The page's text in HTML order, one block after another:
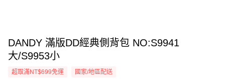
DANDY 滿版DD經典側背包 NO:S9941
大/S9953小
超取滿NT$699免運 國家/地區配送